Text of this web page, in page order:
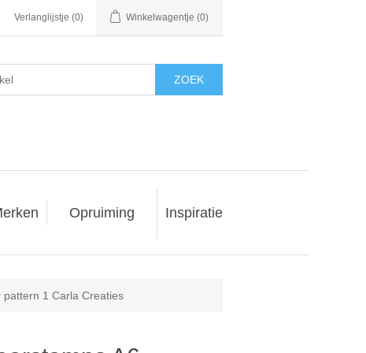
Verlanglijstje (0) Winkelwagentje (0)
ZOEK
Opruiming Inspiratie
1 Carla Creaties